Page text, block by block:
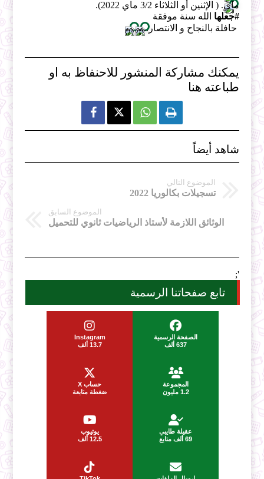
ماي. ( الإثنين أو الثلاثاء 3/2 ماي 2022).
#جعلها الله سنة موفقة
يمكنك مشاركة المنشور للاحنفاظ به او
طباعته هنا
  
شاهد أيضاً
الموضوع التالي
تسجيلات بكالوريا 2022
الموضوع السابق
الوثائق اللازمة لأستاذ الرياضيات ثانوي للتحميل
';
تابع صفحاتنا الرسمية
الصفحة الرسمية
637 ألف
Instagram
13.7 ألف
المجموعة
1.2 مليون
حساب X
ضغطة متابعة
عقيلة طايبي
69 ألف متابع
يوتيوب
12.5 ألف